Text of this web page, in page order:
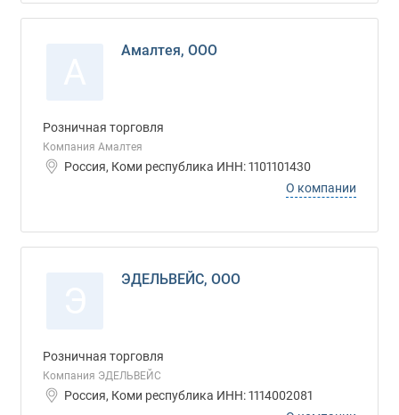
Амалтея, ООО
Розничная торговля
Компания Амалтея
Россия, Коми республика ИНН: 1101101430
О компании
ЭДЕЛЬВЕЙС, ООО
Розничная торговля
Компания ЭДЕЛЬВЕЙС
Россия, Коми республика ИНН: 1114002081